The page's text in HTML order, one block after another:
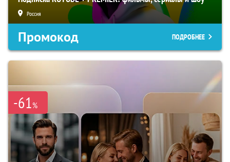
Россия
Промокод ПОДРОБНЕЕ
-61%